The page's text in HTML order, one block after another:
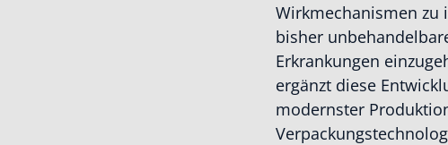
Wirkmechanismen zu
bisher
Erkrankungen
ergänzt diese
modernster